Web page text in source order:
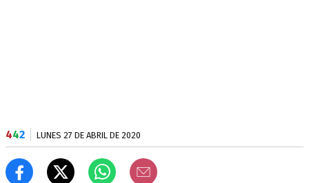
442 LUNES 27 DE ABRIL DE 2020